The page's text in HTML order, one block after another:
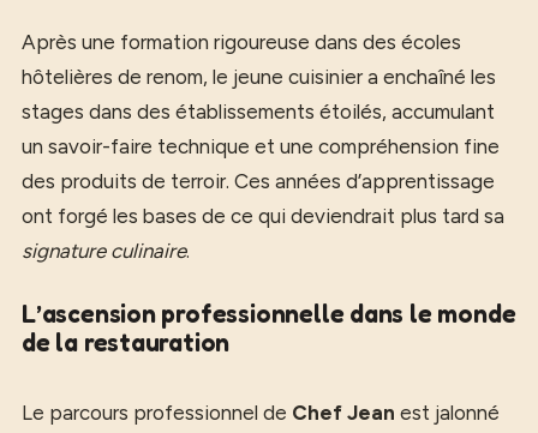
Après une formation rigoureuse dans des écoles
hôtelières de renom, le jeune cuisinier a enchaîné les
stages dans des établissements étoilés, accumulant
un savoir-faire technique et une compréhension fine
des produits de terroir. Ces années d’apprentissage
ont forgé les bases de ce qui deviendrait plus tard sa
signature culinaire.
L’ascension professionnelle dans le monde
de la restauration
Le parcours professionnel de Chef Jean est jalonné